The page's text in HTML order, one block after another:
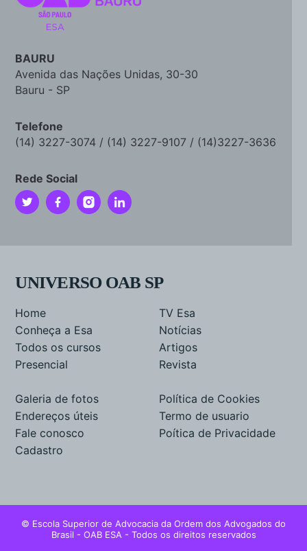
BAURU
Avenida das Nações Unidas, 30-30
Bauru - SP
Telefone
(14) 3227-3074 / (14) 3227-9107 / (14)3227-3636
Rede Social
UNIVERSO OAB SP
Home
Conheça a Esa
Todos os cursos
Presencial
TV Esa
Notícias
Artigos
Revista
Galeria de fotos
Endereços úteis
Fale conosco
Cadastro
Política de Cookies
Termo de usuario
Poítica de Privacidade
© Escola Superior de Advocacia da Ordem dos Advogados do
Brasil - OAB ESA - Todos os direitos reservados